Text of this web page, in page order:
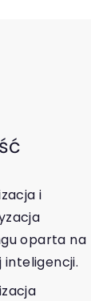
i
oparta na
inteligencji.